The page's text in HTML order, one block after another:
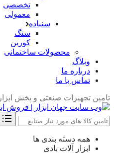
تخصصی
معمولی
سنباده
سنگ
کورین
محصولات ساختمانی
وبلاگ
درباره ما
تماس با ما
تامین تجهیزات صنعتی و پخش ابزار
همه دسته بندی ها
ابزار آلات بادی